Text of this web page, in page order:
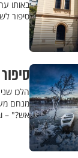
באותו
סיפור
הלכו
מנחם
אש?" –